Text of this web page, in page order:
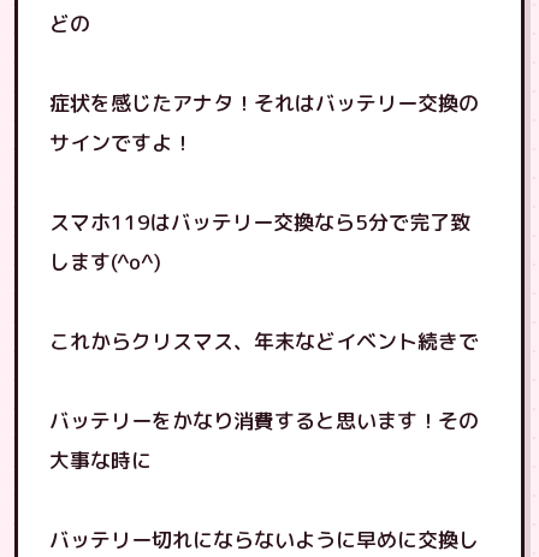
どの
症状を感じたアナタ！それはバッテリー交換の
サインですよ！
スマホ119はバッテリー交換なら5分で完了致
します(^o^)
これからクリスマス、年末などイベント続きで
バッテリーをかなり消費すると思います！その
大事な時に
バッテリー切れにならないように早めに交換し